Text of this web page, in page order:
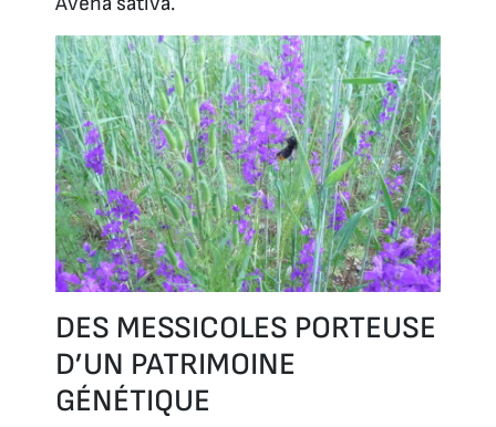
DES MESSICOLES PORTEUSE
D’UN PATRIMOINE
GÉNÉTIQUE